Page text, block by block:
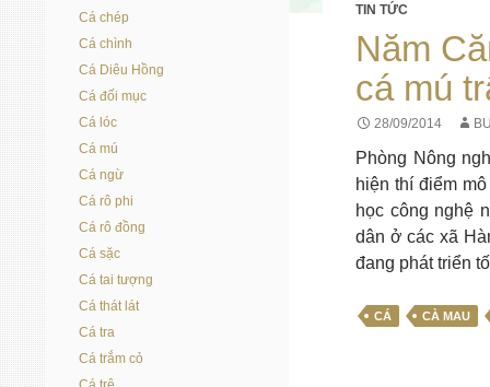
TIN TỨC
Năm
cá mú
28/09/2014 BUI
Phòng Nông
hiện thí điểm
học công nghệ
dân ở các xã
đang phát triển
CÁ CÀ MAU
Cá chép
Cá chình
Cá Diêu Hồng
Cá đối mục
Cá lóc
Cá mú
Cá ngừ
Cá rô phi
Cá rô đồng
Cá sặc
Cá tai tượng
Cá thát lát
Cá tra
Cá trắm cỏ